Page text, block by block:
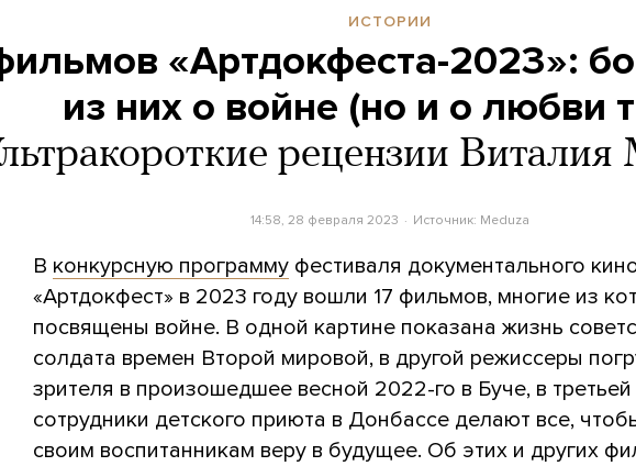
ИСТОРИИ
«Артдокфеста-2023»:
из них о войне (но и о любви
рецензии Виталия
14:58, 28 февраля 2023 Источник: Meduza
В конкурсную программу фестиваля документального
«Артдокфест» в 2023 году вошли 17 фильмов, многие из
посвящены войне. В одной картине показана жизнь
солдата времен Второй мировой, в другой режиссеры
зрителя в произошедшее весной 2022-го в Буче, в третьей
сотрудники детского приюта в Донбассе делают все,
своим воспитанникам веру в будущее. Об этих и других